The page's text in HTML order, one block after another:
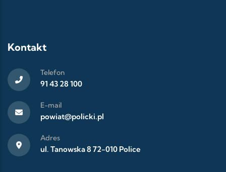
Kontakt
Telefon
91 43 28 100
E-mail
powiat@policki.pl
Adres
ul. Tanowska 8 72-010 Police